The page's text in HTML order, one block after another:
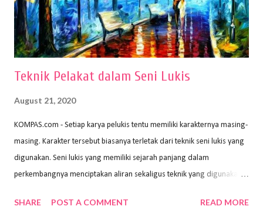
ideal digunakan untuk menggambar. Dalam menggambar
menggunakan pen...
Teknik Pelakat dalam Seni Lukis
August 21, 2020
KOMPAS.com - Setiap karya pelukis tentu memiliki karakternya masing-
masing. Karakter tersebut biasanya terletak dari teknik seni lukis yang
digunakan. Seni lukis yang memiliki sejarah panjang dalam
perkembangnya menciptakan aliran sekaligus teknik yang digunakan.
Wayan Kun Adnyana, teknik yang berbeda tentunya akan
SHARE POST A COMMENT READ MORE